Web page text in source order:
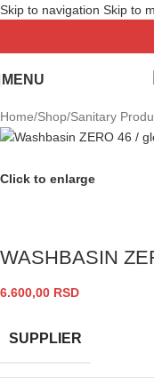
Skip to navigation Skip to
MENU
Home/Shop/Sanitary
Click to enlarge
WASHBASIN
6.600,00 RSD
SUPPLIER